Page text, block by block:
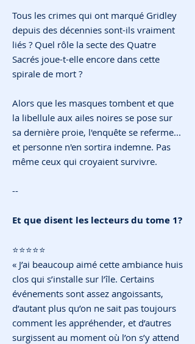
Tous les crimes qui ont marqué Gridley
depuis des décennies sont-ils vraiment
liés ? Quel rôle la secte des Quatre
Sacrés joue-t-elle encore dans cette
spirale de mort ?
Alors que les masques tombent et que
la libellule aux ailes noires se pose sur
sa dernière proie, l'enquête se referme...
et personne n'en sortira indemne. Pas
même ceux qui croyaient survivre.
--
Et que disent les lecteurs du tome 1?
⭐️⭐️⭐️⭐️⭐️
« J’ai beaucoup aimé cette ambiance huis
clos qui s’installe sur l’île. Certains
événements sont assez angoissants,
d’autant plus qu’on ne sait pas toujours
comment les appréhender, et d’autres
surgissent au moment où l’on s’y attend